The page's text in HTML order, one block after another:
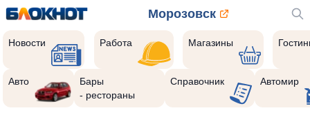
Морозовск
Новости Работа Магазины
Авто
Бары
- рестораны
Справочник Автомир